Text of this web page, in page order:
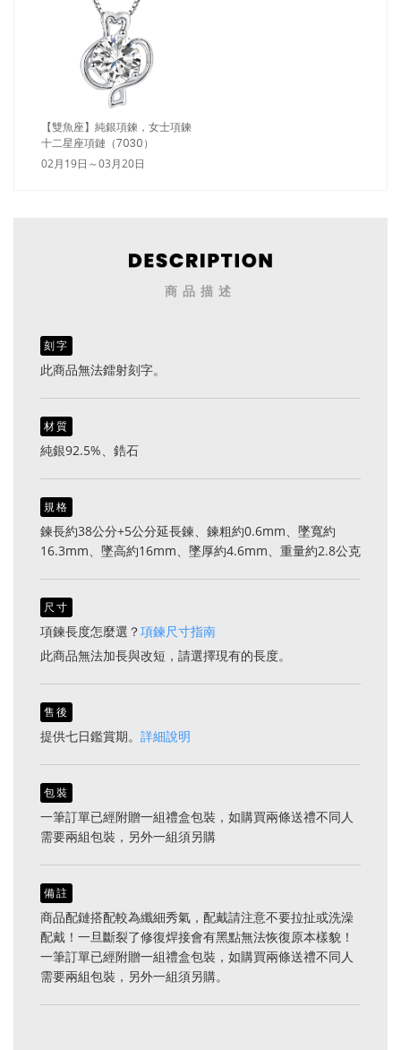
【雙魚座】純銀項鍊，女士項鍊
十二星座項鏈（7030）
02月19日～03月20日
商品描述
刻字
此商品無法鐳射刻字。
材質
純銀92.5%、鋯石
規格
鍊長約38公分+5公分延長鍊、鍊粗約0.6mm、墜寬約
16.3mm、墜高約16mm、墜厚約4.6mm、重量約2.8公克
尺寸
項鍊長度怎麼選？項鍊尺寸指南
此商品無法加長與改短，請選擇現有的長度。
售後
提供七日鑑賞期。 詳細說明
包裝
一筆訂單已經附贈一組禮盒包裝，如購買兩條送禮不同人
需要兩組包裝，另外一組須另購
備註
商品配鏈搭配較為纖細秀氣，配戴請注意不要拉扯或洗澡
配戴！一旦斷裂了修復焊接會有黑點無法恢復原本樣貌！
一筆訂單已經附贈一組禮盒包裝，如購買兩條送禮不同人
需要兩組包裝，另外一組須另購。